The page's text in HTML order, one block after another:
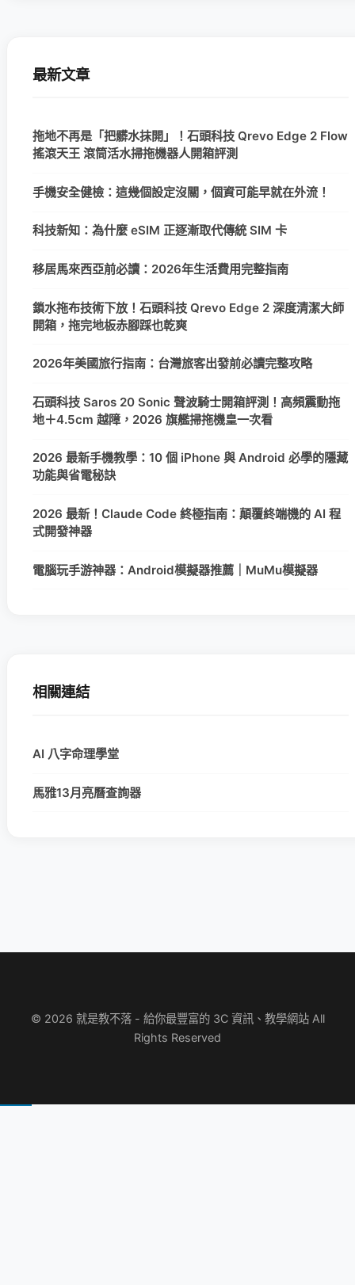
最新文章
拖地不再是「把髒水抹開」！石頭科技 Qrevo Edge 2 Flow
搖滾天王 滾筒活水掃拖機器人開箱評測
手機安全健檢：這幾個設定沒關，個資可能早就在外流！
科技新知：為什麼 eSIM 正逐漸取代傳統 SIM 卡
移居馬來西亞前必讀：2026年生活費用完整指南
鎖水拖布技術下放！石頭科技 Qrevo Edge 2 深度清潔大師
開箱，拖完地板赤腳踩也乾爽
2026年美國旅行指南：台灣旅客出發前必讀完整攻略
石頭科技 Saros 20 Sonic 聲波騎士開箱評測！高頻震動拖
地＋4.5cm 越障，2026 旗艦掃拖機皇一次看
2026 最新手機教學：10 個 iPhone 與 Android 必學的隱藏
功能與省電秘訣
2026 最新！Claude Code 終極指南：顛覆終端機的 AI 程
式開發神器
電腦玩手游神器：Android模擬器推薦｜MuMu模擬器
相關連結
AI 八字命理學堂
馬雅13月亮曆查詢器
© 2026 就是教不落 - 給你最豐富的 3C 資訊、教學網站 All
Rights Reserved